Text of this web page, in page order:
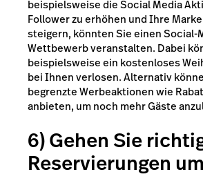
beispielsweise die Social Media
Follower zu erhöhen und Ihre
steigern, könnten Sie einen Social-
Wettbewerb veranstalten. Dabei
beispielsweise ein kostenloses
bei Ihnen verlosen.Alternativ
begrenzte Werbeaktionen wie
anbieten, um noch mehr Gäste
6) Gehen Sie
Reservierungen um